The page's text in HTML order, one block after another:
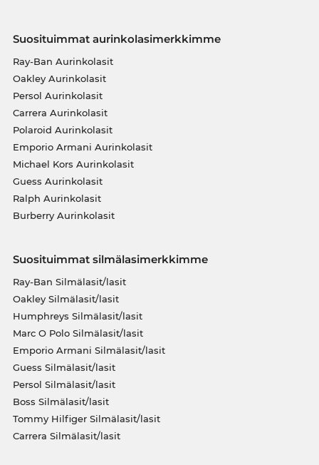
Suosituimmat aurinkolasimerkkimme
Ray-Ban Aurinkolasit
Oakley Aurinkolasit
Persol Aurinkolasit
Carrera Aurinkolasit
Polaroid Aurinkolasit
Emporio Armani Aurinkolasit
Michael Kors Aurinkolasit
Guess Aurinkolasit
Ralph Aurinkolasit
Burberry Aurinkolasit
Suosituimmat silmälasimerkkimme
Ray-Ban Silmälasit/lasit
Oakley Silmälasit/lasit
Humphreys Silmälasit/lasit
Marc O Polo Silmälasit/lasit
Emporio Armani Silmälasit/lasit
Guess Silmälasit/lasit
Persol Silmälasit/lasit
Boss Silmälasit/lasit
Tommy Hilfiger Silmälasit/lasit
Carrera Silmälasit/lasit